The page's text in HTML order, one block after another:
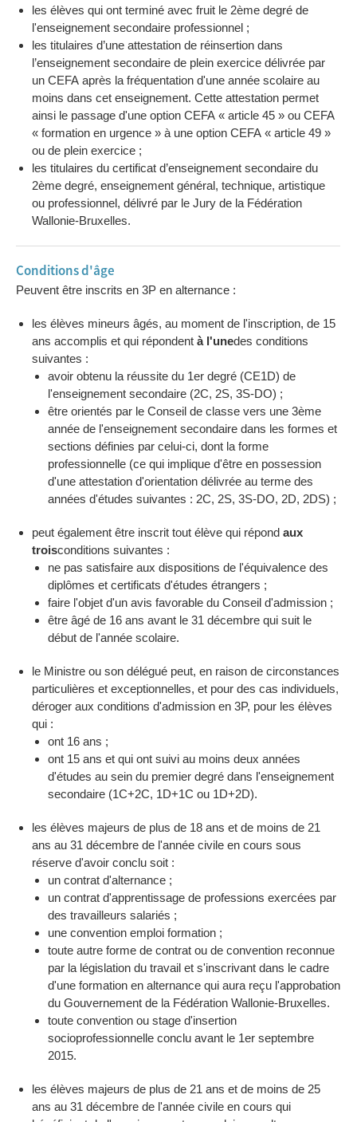
les élèves qui ont terminé avec fruit le 2ème degré de
l'enseignement secondaire professionnel ;
les titulaires d’une attestation de réinsertion dans
l’enseignement secondaire de plein exercice délivrée par
un CEFA après la fréquentation d'une année scolaire au
moins dans cet enseignement. Cette attestation permet
ainsi le passage d'une option CEFA « article 45 » ou CEFA
« formation en urgence » à une option CEFA « article 49 »
ou de plein exercice ;
les titulaires du certificat d’enseignement secondaire du
2ème degré, enseignement général, technique, artistique
ou professionnel, délivré par le Jury de la Fédération
Wallonie-Bruxelles.
Conditions d'âge
Peuvent être inscrits en 3P en alternance :
les élèves mineurs âgés, au moment de l'inscription, de 15
ans accomplis et qui répondent à l'unedes conditions
suivantes :
avoir obtenu la réussite du 1er degré (CE1D) de
l'enseignement secondaire (2C, 2S, 3S-DO) ;
être orientés par le Conseil de classe vers une 3ème
année de l'enseignement secondaire dans les formes et
sections définies par celui-ci, dont la forme
professionnelle (ce qui implique d'être en possession
d'une attestation d'orientation délivrée au terme des
années d'études suivantes : 2C, 2S, 3S-DO, 2D, 2DS) ;
peut également être inscrit tout élève qui répond aux
troisconditions suivantes :
ne pas satisfaire aux dispositions de l'équivalence des
diplômes et certificats d'études étrangers ;
faire l'objet d'un avis favorable du Conseil d'admission ;
être âgé de 16 ans avant le 31 décembre qui suit le
début de l'année scolaire.
le Ministre ou son délégué peut, en raison de circonstances
particulières et exceptionnelles, et pour des cas individuels,
déroger aux conditions d'admission en 3P, pour les élèves
qui :
ont 16 ans ;
ont 15 ans et qui ont suivi au moins deux années
d'études au sein du premier degré dans l'enseignement
secondaire (1C+2C, 1D+1C ou 1D+2D).
les élèves majeurs de plus de 18 ans et de moins de 21
ans au 31 décembre de l'année civile en cours sous
réserve d'avoir conclu soit :
un contrat d'alternance ;
un contrat d'apprentissage de professions exercées par
des travailleurs salariés ;
une convention emploi formation ;
toute autre forme de contrat ou de convention reconnue
par la législation du travail et s'inscrivant dans le cadre
d'une formation en alternance qui aura reçu l'approbation
du Gouvernement de la Fédération Wallonie-Bruxelles.
toute convention ou stage d'insertion
socioprofessionnelle conclu avant le 1er septembre
2015.
les élèves majeurs de plus de 21 ans et de moins de 25
ans au 31 décembre de l'année civile en cours qui